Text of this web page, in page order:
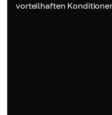
vorteilhaften